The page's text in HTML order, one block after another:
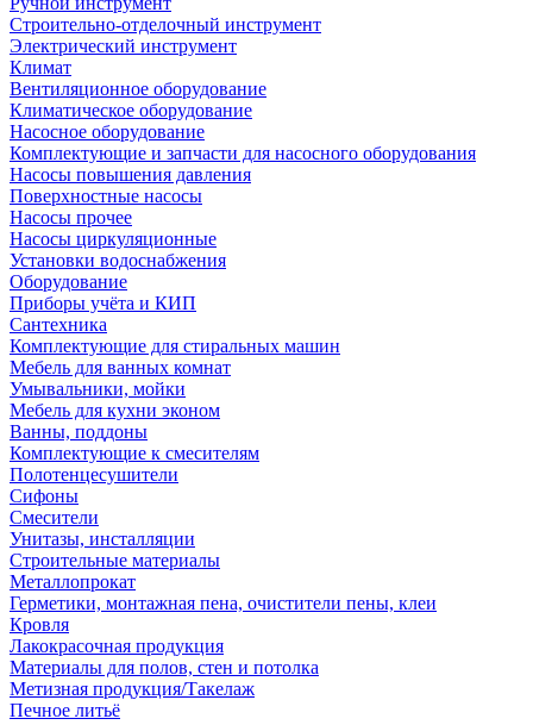
Строительно-отделочный инструмент
Электрический инструмент
Климат
Вентиляционное оборудование
Климатическое оборудование
Насосное оборудование
Комплектующие и запчасти для насосного оборудования
Насосы повышения давления
Поверхностные насосы
Насосы прочее
Насосы циркуляционные
Установки водоснабжения
Оборудование
Приборы учёта и КИП
Сантехника
Комплектующие для стиральных машин
Мебель для ванных комнат
Умывальники, мойки
Мебель для кухни эконом
Ванны, поддоны
Комплектующие к смесителям
Полотенцесушители
Сифоны
Смесители
Унитазы, инсталляции
Строительные материалы
Металлопрокат
Герметики, монтажная пена, очистители пены, клеи
Кровля
Лакокрасочная продукция
Материалы для полов, стен и потолка
Метизная продукция/Такелаж
Печное литьё